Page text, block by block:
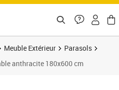
Meuble Extérieur
Parasols
anthracite 180x600 cm